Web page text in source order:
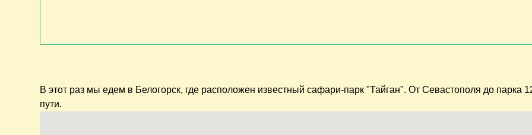
В этот раз мы едем в Белогорск, где расположен известный сафари-парк "Тайган". От Севастополя до парка
пути.